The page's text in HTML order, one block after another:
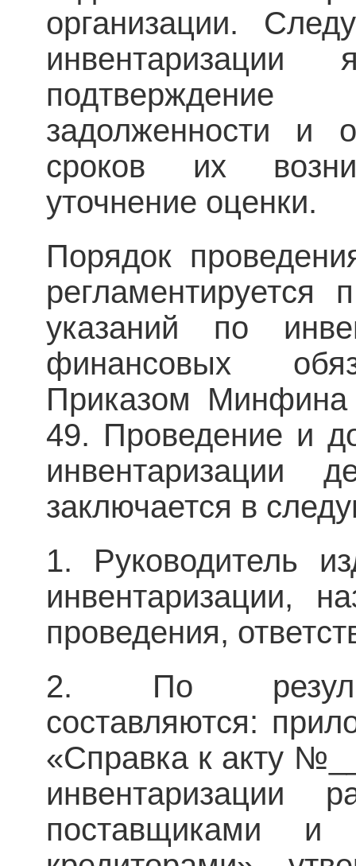
организации.
инвентаризации
подтверждение
задолженности и
сроков их
уточнение оценки.
Порядок
регламентируется
указаний по
финансовых
Приказом
49. Проведение и
инвентаризации
заключается в
1. Руководитель
инвентаризации,
проведения,
2. По
составляются:
«Справка к акту
инвентаризации
поставщиками